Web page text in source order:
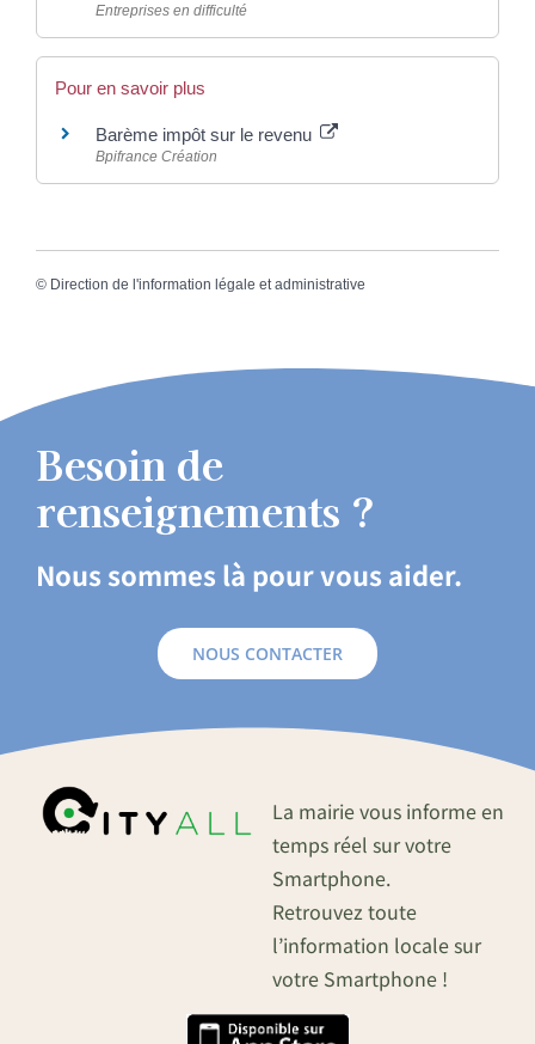
Entreprises en difficulté
Pour en savoir plus
Barème impôt sur le revenu
Bpifrance Création
© Direction de l'information légale et administrative
Besoin de
renseignements ?
Nous sommes là pour vous aider.
NOUS CONTACTER
La mairie vous informe en
temps réel sur votre
Smartphone.
Retrouvez toute
l’information locale sur
votre Smartphone !